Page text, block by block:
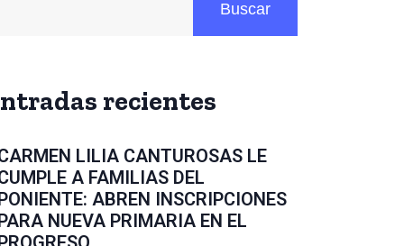
Buscar
recientes
LILIA CANTUROSAS LE
A FAMILIAS DEL
ABREN INSCRIPCIONES
NUEVA PRIMARIA EN EL